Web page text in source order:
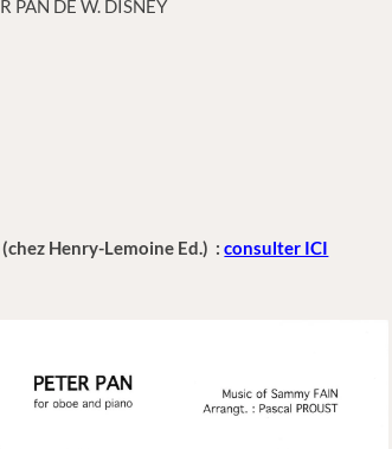
PAN DE W. DISNEY
Henry-Lemoine Ed.) : consulter ICI